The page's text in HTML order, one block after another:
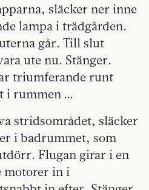
släcker ner inne
lampa i trädgården.
går. Till slut
ute nu. Stänger.
triumferande runt
i rummen …
stridsområdet, släcker
i badrummet, som
Flugan girar i en
motorer in i